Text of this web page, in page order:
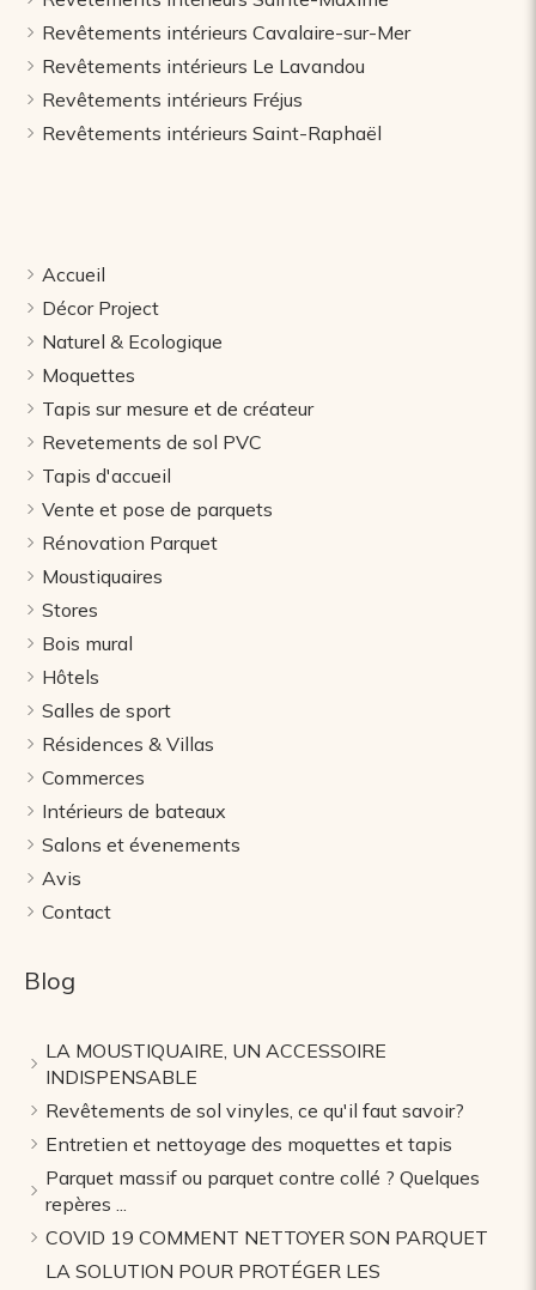
Revêtements intérieurs Cavalaire-sur-Mer
Revêtements intérieurs Le Lavandou
Revêtements intérieurs Fréjus
Revêtements intérieurs Saint-Raphaël
Accueil
Décor Project
Naturel & Ecologique
Moquettes
Tapis sur mesure et de créateur
Revetements de sol PVC
Tapis d'accueil
Vente et pose de parquets
Rénovation Parquet
Moustiquaires
Stores
Bois mural
Hôtels
Salles de sport
Résidences & Villas
Commerces
Intérieurs de bateaux
Salons et évenements
Avis
Contact
Blog
LA MOUSTIQUAIRE, UN ACCESSOIRE
INDISPENSABLE
Revêtements de sol vinyles, ce qu'il faut savoir?
Entretien et nettoyage des moquettes et tapis
Parquet massif ou parquet contre collé ? Quelques
repères ...
COVID 19 COMMENT NETTOYER SON PARQUET
LA SOLUTION POUR PROTÉGER LES